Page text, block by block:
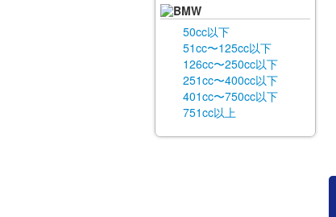
BMW
50cc以下
51cc〜125cc以下
126cc〜250cc以下
251cc〜400cc以下
401cc〜750cc以下
751cc以上